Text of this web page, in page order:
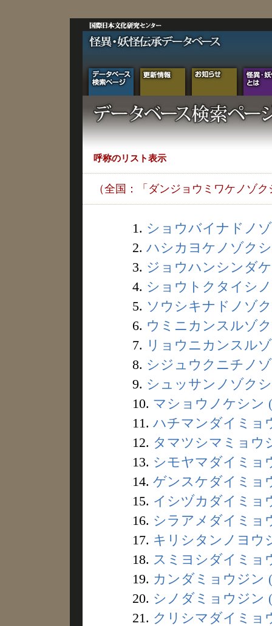
呼称のリスト表示
（全国：「ダンジョウミワケノゾ
1. ショウバイナドノ
2. ハシカヨケノゾク
3. ジョウハンシンダ
4. ショウトクタイシ
5. ソウシキナドノゾ
6. ウミニカンスルゾ
7. リョウニカンスル
8. シジュウクニチノ
9. シュッサンノゾク
10. マショウノケシン
11. ハチマンダイミョ
12. タマツシマミョウ
13. シモヤマダイミョ
14. ゲンスケダイミョ
15. イシヅカダイミョ
16. シラアメダイミョ
17. キリシタンノヨウ
18. スミヨシダイミョ
19. カンダミョウジン
20. シノダミョウジン
21. クリシマダイミョ